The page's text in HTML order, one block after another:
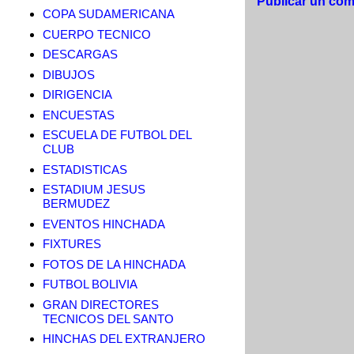
COPA SUDAMERICANA
CUERPO TECNICO
DESCARGAS
DIBUJOS
DIRIGENCIA
ENCUESTAS
ESCUELA DE FUTBOL DEL
CLUB
ESTADISTICAS
ESTADIUM JESUS
BERMUDEZ
EVENTOS HINCHADA
FIXTURES
FOTOS DE LA HINCHADA
FUTBOL BOLIVIA
GRAN DIRECTORES
TECNICOS DEL SANTO
HINCHAS DEL EXTRANJERO